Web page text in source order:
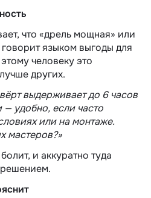
что «дрель мощная» или
языком выгоды для
человеку это
других.
выдерживает до 6 часов
— удобно, если часто
или на монтаже.
мастеров?»
и аккуратно туда